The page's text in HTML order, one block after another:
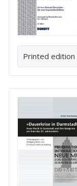
Printed edition